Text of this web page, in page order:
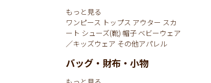
もっと見る
ワンピース トップス アウター スカ
ート シューズ(靴) 帽子 ベビーウェア
／キッズウェア その他アパレル
バッグ・財布・小物